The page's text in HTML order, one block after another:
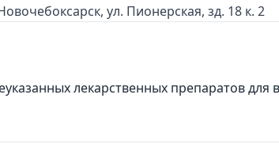
ул. Пионерская, зд. 18 к. 2
лекарственных препаратов для